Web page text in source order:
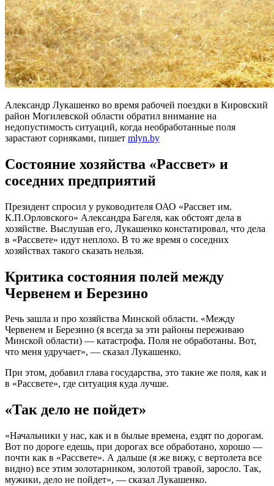
Александр Лукашенко во время рабочей поездки в Кировский
район Могилевской области обратил внимание на
недопустимость ситуаций, когда необработанные поля
зарастают сорняками, пишет mlyn.by
Состояние хозяйства «Рассвет» и
соседних предприятий
Президент спросил у руководителя ОАО «Рассвет им.
К.П.Орловского» Александра Багеля, как обстоят дела в
хозяйстве. Выслушав его, Лукашенко констатировал, что дела
в «Рассвете» идут неплохо. В то же время о соседних
хозяйствах такого сказать нельзя.
Критика состояния полей между
Червенем и Березино
Речь зашла и про хозяйства Минской области. «Между
Червенем и Березино (я всегда за эти районы переживаю
Минской области) — катастрофа. Поля не обработаны. Вот,
что меня удручает», — сказал Лукашенко.
При этом, добавил глава государства, это такие же поля, как и
в «Рассвете», где ситуация куда лучше.
«Так дело не пойдет»
«Начальники у нас, как и в былые времена, ездят по дорогам.
Вот по дороге едешь, при дорогах все обработано, хорошо —
почти как в «Рассвете». А дальше (я же вижу, с вертолета все
видно) все этим золотарником, золотой травой, заросло. Так,
мужики, дело не пойдет», — сказал Лукашенко.